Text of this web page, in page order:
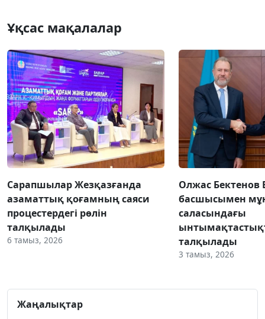
Ұқсас мақалалар
Сарапшылар Жезқазғанда
азаматтық қоғамның саяси
процестердегі рөлін
талқылады
6 тамыз, 2026
Олжас Бектенов
басшысымен
саласындағы
талқылады
3 тамыз, 2026
Жаңалықтар